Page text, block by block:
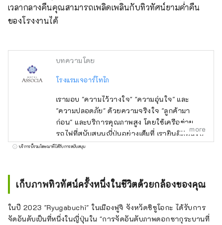
เวลากลางคืนคุณสามารถเพลิดเพลินกับทิวทัศน์ยามค่ำคืน
ของโรงงานได้
บทความโดย
โรงแรมเจอาร์โทไก
เรามอบ "ความไว้วางใจ" "ความอุ่นใจ" และ
"ความปลอดภัย" ด้วยความจริงใจ "ลูกค้ามา
ก่อน" และบริการคุณภาพสูง โดยใช้เครือข่าย
รถไฟที่สนับสนุนญี่ปุ่นอย่างเต็มที่ เรายินดีต้อนรับ
ลูกค้าจากประเทศญี่ปุ่นและต่างประเทศด้วยการ
more
บริการนี้รวมโฆษณาที่ได้รับการสนับสนุน
เก็บภาพทิวทัศน์ครั้งหนึ่งในชีวิตด้วยกล้องของคุณ
ในปี 2023 "Ryugabuchi" ในเมืองฟูจิ จังหวัดชิซูโอกะ ได้รับการ
จัดอันดับเป็นที่หนึ่งในญี่ปุ่นใน "การจัดอันดับภาพดอกซากุระบานที่